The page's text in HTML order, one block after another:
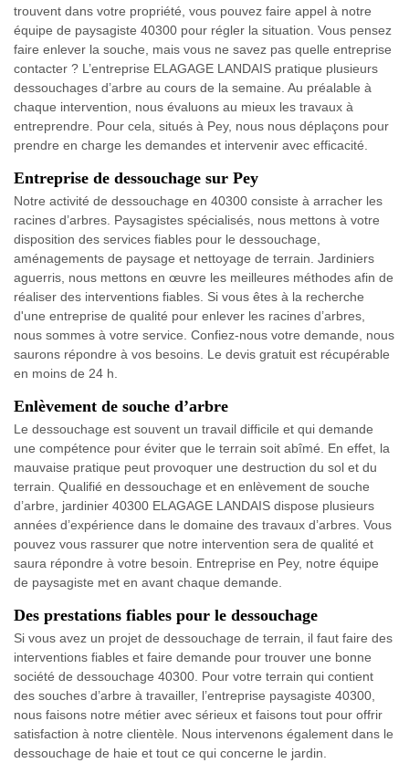
trouvent dans votre propriété, vous pouvez faire appel à notre
équipe de paysagiste 40300 pour régler la situation. Vous pensez
faire enlever la souche, mais vous ne savez pas quelle entreprise
contacter ? L’entreprise ELAGAGE LANDAIS pratique plusieurs
dessouchages d’arbre au cours de la semaine. Au préalable à
chaque intervention, nous évaluons au mieux les travaux à
entreprendre. Pour cela, situés à Pey, nous nous déplaçons pour
prendre en charge les demandes et intervenir avec efficacité.
Entreprise de dessouchage sur Pey
Notre activité de dessouchage en 40300 consiste à arracher les
racines d’arbres. Paysagistes spécialisés, nous mettons à votre
disposition des services fiables pour le dessouchage,
aménagements de paysage et nettoyage de terrain. Jardiniers
aguerris, nous mettons en œuvre les meilleures méthodes afin de
réaliser des interventions fiables. Si vous êtes à la recherche
d'une entreprise de qualité pour enlever les racines d’arbres,
nous sommes à votre service. Confiez-nous votre demande, nous
saurons répondre à vos besoins. Le devis gratuit est récupérable
en moins de 24 h.
Enlèvement de souche d’arbre
Le dessouchage est souvent un travail difficile et qui demande
une compétence pour éviter que le terrain soit abîmé. En effet, la
mauvaise pratique peut provoquer une destruction du sol et du
terrain. Qualifié en dessouchage et en enlèvement de souche
d’arbre, jardinier 40300 ELAGAGE LANDAIS dispose plusieurs
années d’expérience dans le domaine des travaux d’arbres. Vous
pouvez vous rassurer que notre intervention sera de qualité et
saura répondre à votre besoin. Entreprise en Pey, notre équipe
de paysagiste met en avant chaque demande.
Des prestations fiables pour le dessouchage
Si vous avez un projet de dessouchage de terrain, il faut faire des
interventions fiables et faire demande pour trouver une bonne
société de dessouchage 40300. Pour votre terrain qui contient
des souches d’arbre à travailler, l’entreprise paysagiste 40300,
nous faisons notre métier avec sérieux et faisons tout pour offrir
satisfaction à notre clientèle. Nous intervenons également dans le
dessouchage de haie et tout ce qui concerne le jardin.